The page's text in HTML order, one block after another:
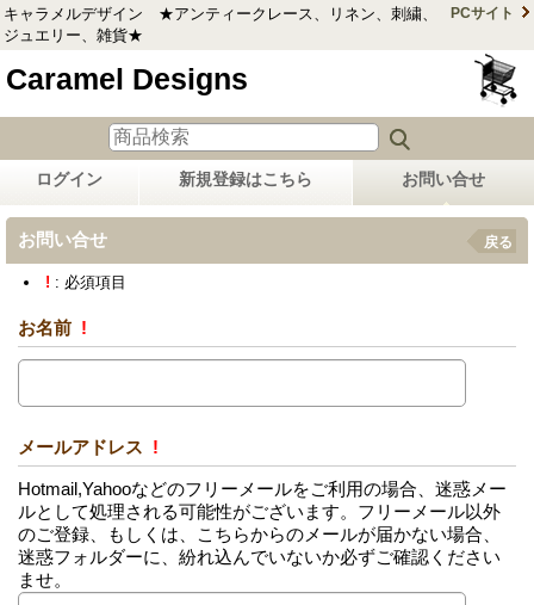
キャラメルデザイン ★アンティークレース、リネン、刺繍、
ジュエリー、雑貨★
PCサイト
Caramel Designs
ログイン 新規登録はこちら お問い合せ
お問い合せ 戻る
! : 必須項目
お名前 !
メールアドレス !
Hotmail,Yahooなどのフリーメールをご利用の場合、迷惑メー
ルとして処理される可能性がございます。フリーメール以外
のご登録、もしくは、こちらからのメールが届かない場合、
迷惑フォルダーに、紛れ込んでいないか必ずご確認ください
ませ。